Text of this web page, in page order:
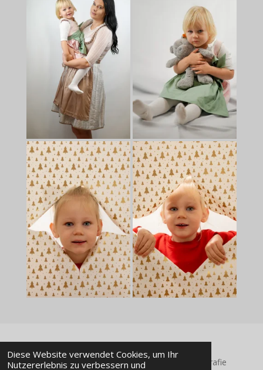
Diese Website verwendet Cookies, um Ihr
Nutzererlebnis zu verbessern und
© 2024 - 2026 Christopher Gschwandtner Fotografie